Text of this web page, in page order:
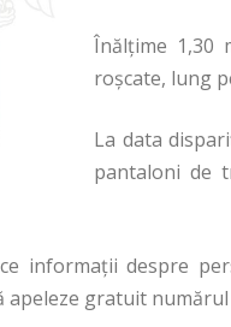
Înălţime 1,30
roşcate, lung
La data
pantaloni de
informaţii despre
gratuit